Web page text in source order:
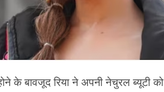
के बावजूद रिया ने अपनी नेचुरल ब्यूटी